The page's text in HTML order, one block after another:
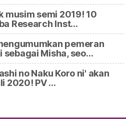
musim semi 2019! 10
Research Inst…
pemeran
Misha, seo…
no Naku Koro ni' akan
2020! PV …